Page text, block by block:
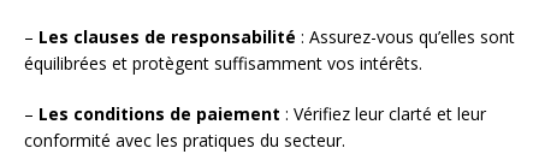
– Les clauses de responsabilité : Assurez-vous qu’elles sont
équilibrées et protègent suffisamment vos intérêts.
– Les conditions de paiement : Vérifiez leur clarté et leur
conformité avec les pratiques du secteur.